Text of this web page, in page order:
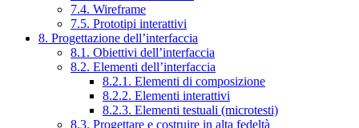
7.4. Wireframe
7.5. Prototipi interattivi
8. Progettazione dell’interfaccia
8.1. Obiettivi dell’interfaccia
8.2. Elementi dell’interfaccia
8.2.1. Elementi di composizione
8.2.2. Elementi interattivi
8.2.3. Elementi testuali (microtesti)
8.3. Progettare e costruire in alta fedeltà